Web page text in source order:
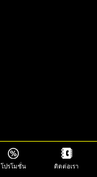
โปรโมชั่น ติดต่อเรา